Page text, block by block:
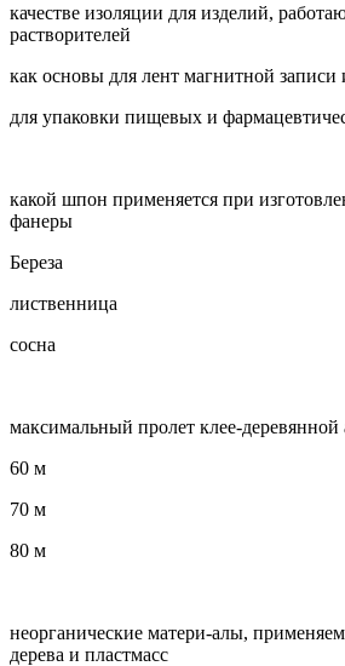
качестве изоляции для изделий,
растворителей
как основы для лент магнитной
для упаковки пищевых и
какой шпон применяется при
фанеры
Береза
лиственница
сосна
максимальный пролет клее-деревянной
60 м
70 м
80 м
неорганические матери-алы,
дерева и пластмасс